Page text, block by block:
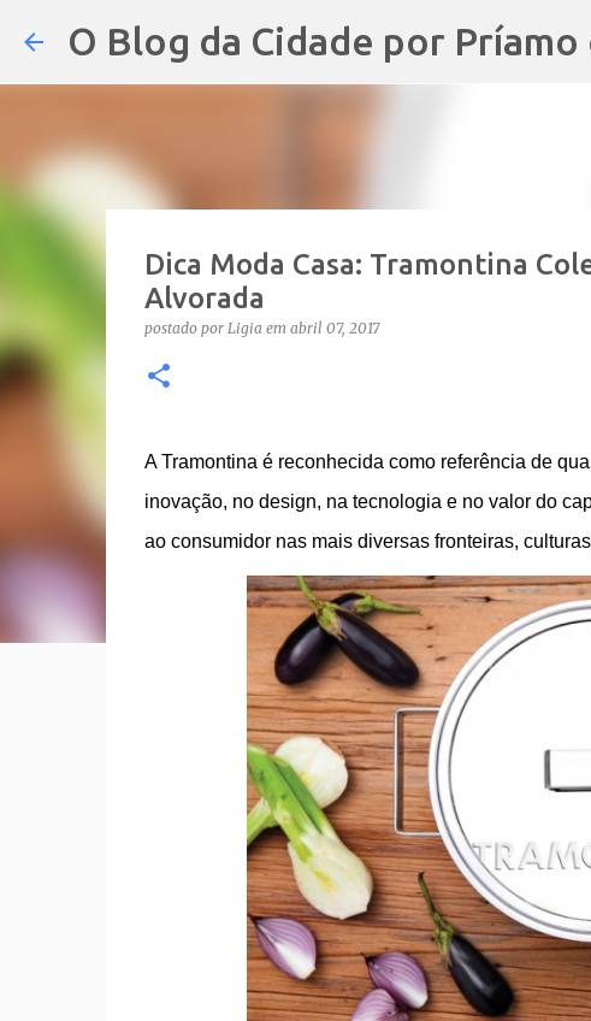
O Blog da Cidade por
Dica Moda Casa: Tramontina
Alvorada
postado por Ligia em abril 07, 2017
A Tramontina é reconhecida como referência de
inovação, no design, na tecnologia e no valor do
ao consumidor nas mais diversas fronteiras,